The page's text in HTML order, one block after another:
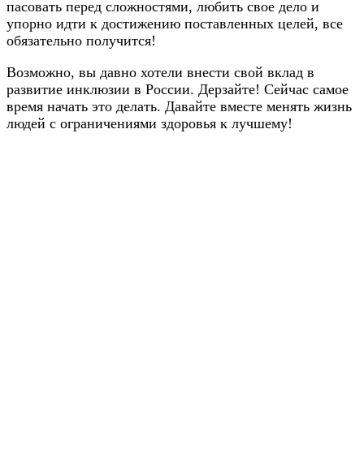
пасовать перед сложностями, любить свое дело и
упорно идти к достижению поставленных целей, все
обязательно получится!
Возможно, вы давно хотели внести свой вклад в
развитие инклюзии в России. Дерзайте! Сейчас самое
время начать это делать. Давайте вместе менять жизнь
людей с ограничениями здоровья к лучшему!